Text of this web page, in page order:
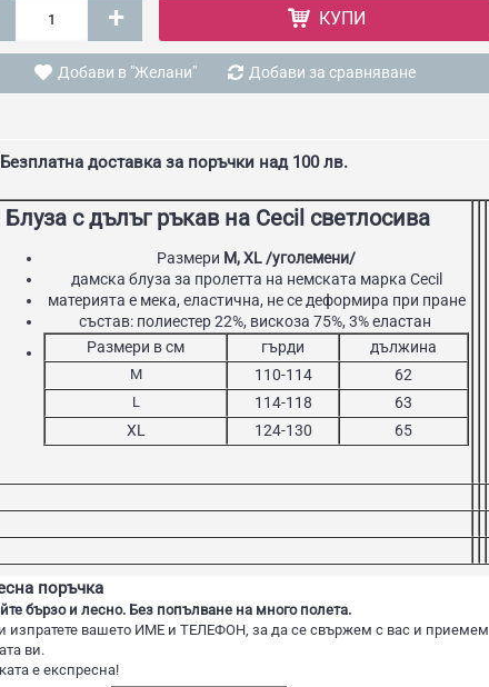
+ КУПИ
Добави в "Желани" Добави за сравняване
Безплатна доставка за поръчки над 100 лв.
Блуза с дълъг ръкав на Cecil светлосива
Размери М, XL /уголемени/
дамска блуза за пролетта на немската марка Сecil
материята е мека, еластична, не се деформира при пране
състав: полиестер 22%, вискоза 75%, 3% еластан
Размери в см
гърди дължина
М 110-114 62
L 114-118
63
XL
124-130 65
поръчка
бързо и лесно. Без попълване на много полета.
изпратете вашето ИМЕ и ТЕЛЕФОН, за да се свържем с вас и приемем
ви.
е експресна!